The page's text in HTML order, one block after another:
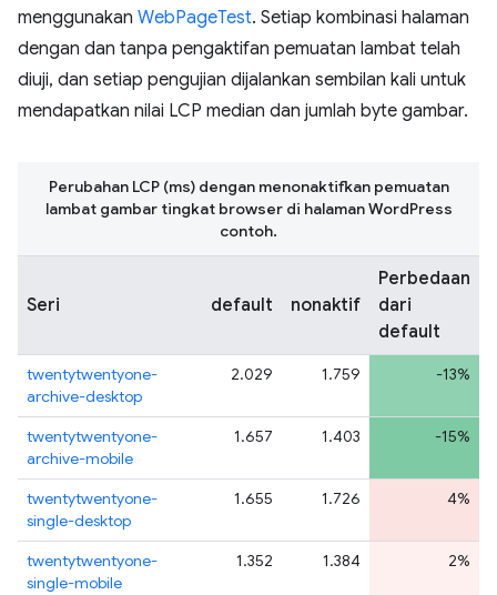
menggunakan WebPageTest. Setiap kombinasi halaman
dengan dan tanpa pengaktifan pemuatan lambat telah
diuji, dan setiap pengujian dijalankan sembilan kali untuk
mendapatkan nilai LCP median dan jumlah byte gambar.
Seri default nonaktif
Perbedaan
dari
default
twentytwentyone-
archive-desktop
2.029 1.759 -13%
twentytwentyone-
archive-mobile
1.657 1.403 -15%
twentytwentyone-
single-desktop
1.655 1.726 4%
twentytwentyone-
single-mobile
1.352 1.384 2%
Perubahan LCP (ms) dengan menonaktifkan pemuatan
lambat gambar tingkat browser di halaman WordPress
contoh.